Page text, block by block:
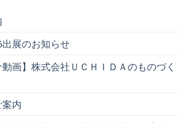
出展のお知らせ
画】株式会社ＵＣＨＩＤＡのものづく
内